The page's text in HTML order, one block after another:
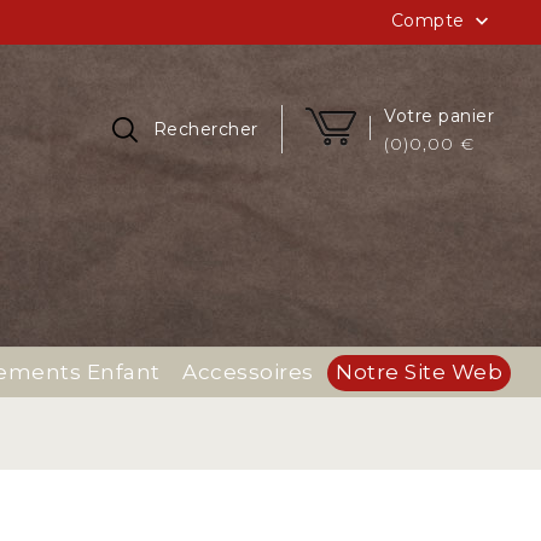
Compte 
Votre panier
(0)0,00 €
Rechercher
Enfant Accessoires Notre Site Web